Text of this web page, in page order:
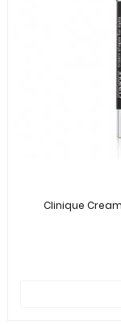
Clinique